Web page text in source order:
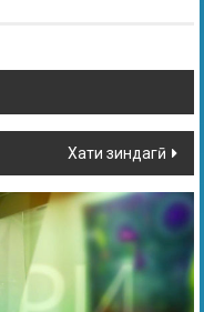
Хати зиндагӣ